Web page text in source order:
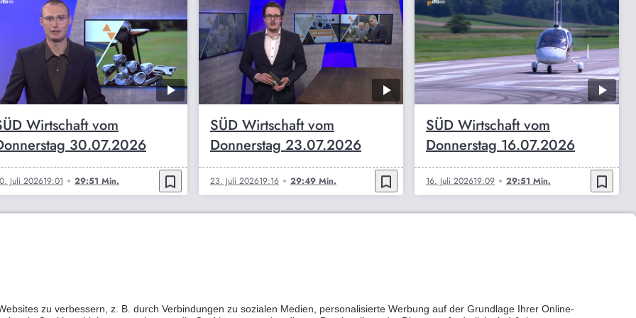
Wirtschaft vom
30.07.2026
Juli 202619:01 29:51 Min. bookmark_border
SÜD Wirtschaft vom
Donnerstag 23.07.2026
23. Juli 202619:16 29:49 Min. bookmark_border
SÜD Wirtschaft vom
Donnerstag 16.07.2026
16. Juli 202619:09 29:51 Min. bookmark_border